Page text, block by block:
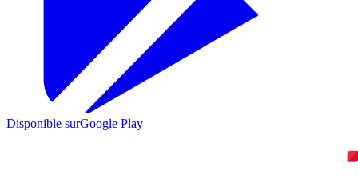
Disponible surGoogle Play